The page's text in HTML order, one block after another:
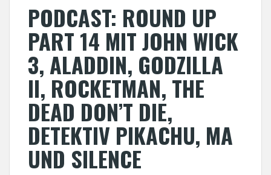
PODCAST: ROUND UP
PART 14 MIT JOHN WICK
3, ALADDIN, GODZILLA
II, ROCKETMAN, THE
DEAD DON’T DIE,
DETEKTIV PIKACHU, MA
UND SILENCE